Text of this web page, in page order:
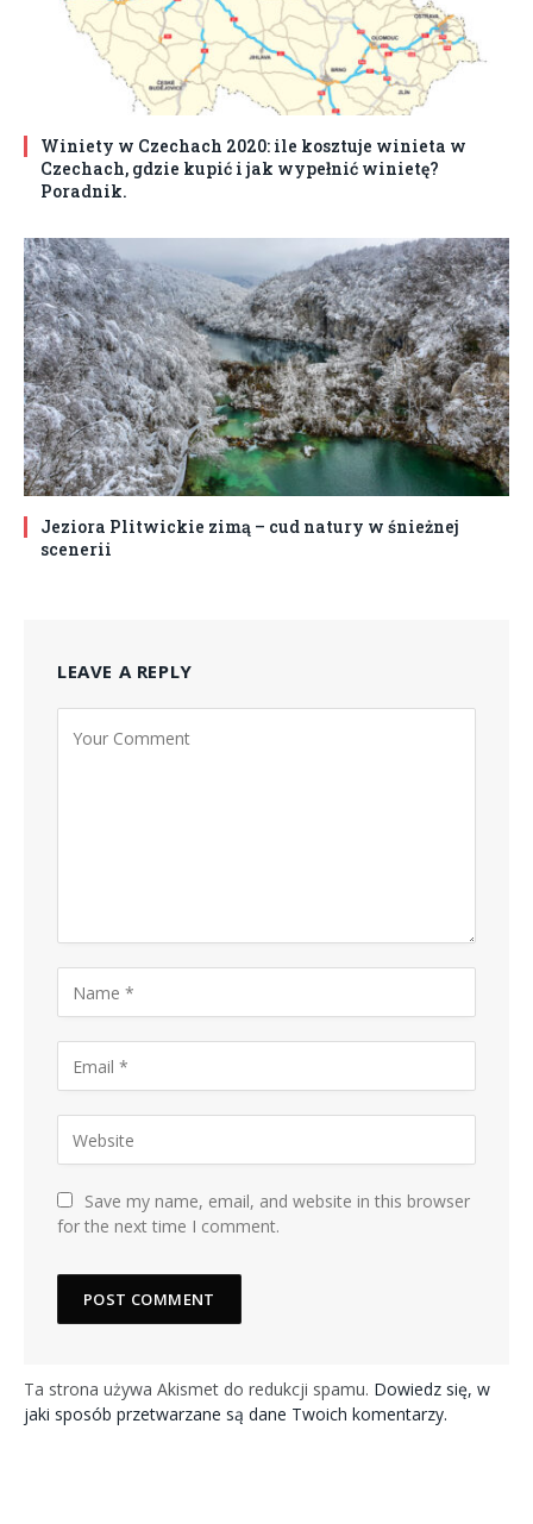
Winiety w Czechach 2020: ile kosztuje winieta w
Czechach, gdzie kupić i jak wypełnić winietę?
Poradnik.
Jeziora Plitwickie zimą – cud natury w śnieżnej
scenerii
LEAVE A REPLY
Save my name, email, and website in this browser
for the next time I comment.
Ta strona używa Akismet do redukcji spamu. Dowiedz się, w
jaki sposób przetwarzane są dane Twoich komentarzy.